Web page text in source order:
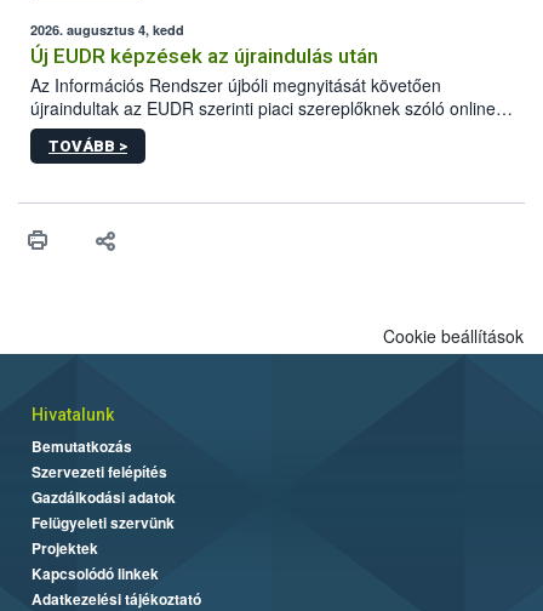
higiéniai szabályok betartása, a megfelelő hőkezelés, valamint a
maradékok szakszerű tárolása. A Nemzeti Élelmiszerlánc-
biztonsági Hivatal (Nébih) Oktatási Programja összegyűjtötte a
biztonságos grillezés legfontosabb tudnivalóit.
2026. augusztus 4, kedd
Új EUDR képzések az újraindulás után
Az Információs Rendszer újbóli megnyitását követően
újraindultak az EUDR szerinti piaci szereplőknek szóló online
képzések.
TOVÁBB >
Cookie beállítások
Hivatalunk
Bemutatkozás
Szervezeti felépítés
Gazdálkodási adatok
Felügyeleti szervünk
Projektek
Kapcsolódó linkek
Adatkezelési tájékoztató